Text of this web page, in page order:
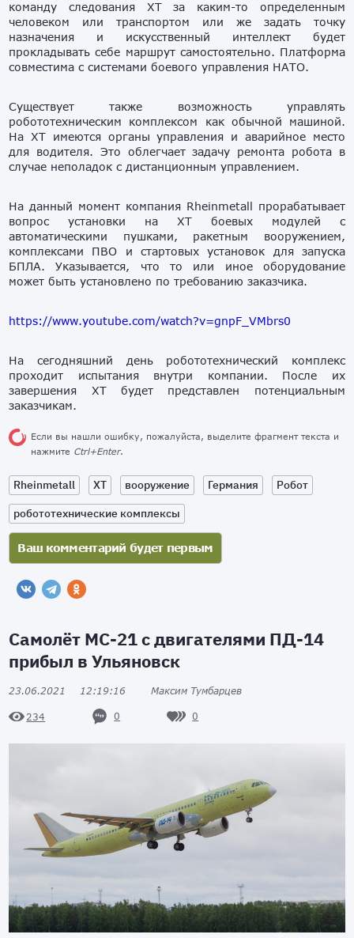
команду следования XT за каким-то определенным
человеком или транспортом или же задать точку
назначения и искусственный интеллект будет
прокладывать себе маршрут самостоятельно. Платформа
совместима с системами боевого управления НАТО.
Существует также возможность управлять
робототехническим комплексом как обычной машиной.
На XT имеются органы управления и аварийное место
для водителя. Это облегчает задачу ремонта робота в
случае неполадок с дистанционным управлением.
На данный момент компания Rheinmetall прорабатывает
вопрос установки на XT боевых модулей с
автоматическими пушками, ракетным вооружением,
комплексами ПВО и стартовых установок для запуска
БПЛА. Указывается, что то или иное оборудование
может быть установлено по требованию заказчика.
https://www.youtube.com/watch?v=gnpF_VMbrs0
На сегодняшний день робототехнический комплекс
проходит испытания внутри компании. После их
завершения XT будет представлен потенциальным
заказчикам.
Если вы нашли ошибку, пожалуйста, выделите фрагмент текста и
нажмите Ctrl+Enter.
Rheinmetall XT вооружение Германия
Робот
робототехнические комплексы
Самолёт МС-21 с двигателями ПД-14
прибыл в Ульяновск
23.06.2021 12:19:16 Максим Тумбарцев
234 0 0